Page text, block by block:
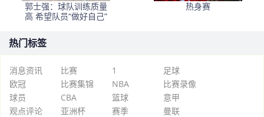
郭士强：球队训练质量
高 希望队员“做好自己”
热身赛
热门标签
消息资讯 比赛 1
足球
欧冠
比赛集锦 NBA
比赛录像
球员
CBA 篮球
意甲
观点评论
亚洲杯 赛季
曼联